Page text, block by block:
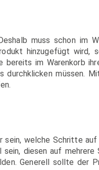
muss schon im
hinzugefügt wird,
im Warenkorb
müssen.
sein, welche Schritte
diesen auf
Generell sollte der